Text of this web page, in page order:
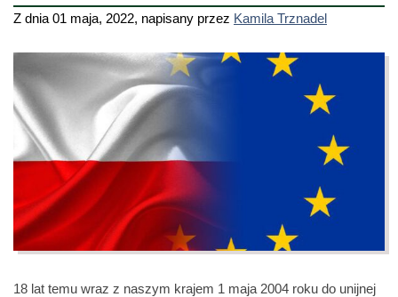
Z dnia 01 maja, 2022, napisany przez Kamila Trznadel
18 lat temu wraz z naszym krajem 1 maja 2004 roku do unijnej